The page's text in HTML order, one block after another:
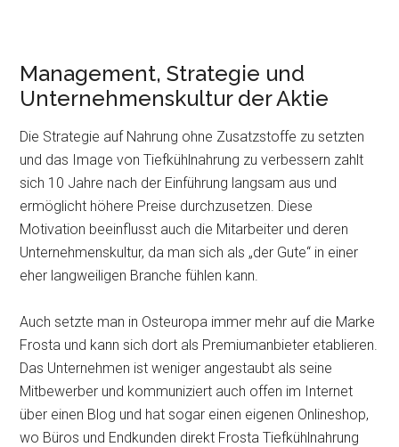
Management, Strategie und
Unternehmenskultur der Aktie
Die Strategie auf Nahrung ohne Zusatzstoffe zu setzten
und das Image von Tiefkühlnahrung zu verbessern zahlt
sich 10 Jahre nach der Einführung langsam aus und
ermöglicht höhere Preise durchzusetzen. Diese
Motivation beeinflusst auch die Mitarbeiter und deren
Unternehmenskultur, da man sich als „der Gute“ in einer
eher langweiligen Branche fühlen kann.
Auch setzte man in Osteuropa immer mehr auf die Marke
Frosta und kann sich dort als Premiumanbieter etablieren.
Das Unternehmen ist weniger angestaubt als seine
Mitbewerber und kommuniziert auch offen im Internet
über einen Blog und hat sogar einen eigenen Onlineshop,
wo Büros und Endkunden direkt Frosta Tiefkühlnahrung